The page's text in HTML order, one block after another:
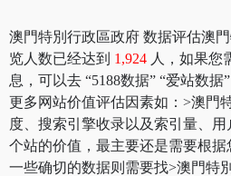
澳門特別行政區政府 数据评估澳
览人数已经达到 1,924 人，如果您
息，可以去 “5188数据” “爱站数据
更多网站价值评估因素如：>澳門
度、搜索引擎收录以及索引量、
个站的价值，最主要还是需要根据
一些确切的数据则需要找>澳門特